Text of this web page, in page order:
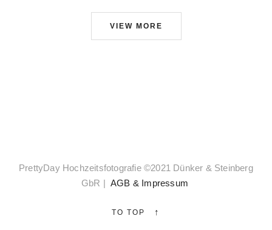
VIEW MORE
PrettyDay Hochzeitsfotografie ©2021 Dünker & Steinberg
GbR | AGB & Impressum
TO TOP ↑